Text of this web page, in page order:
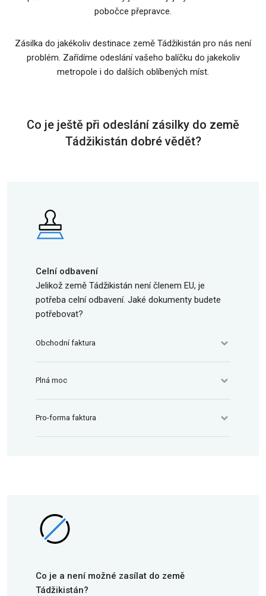
pobočce přepravce.
Zásilka do jakékoliv destinace země Tádžikistán pro nás není
problém. Zařídíme odeslání vašeho balíčku do jakekoliv
metropole i do dalších oblíbených míst.
Co je ještě při odeslání zásilky do země
Tádžikistán dobré vědět?
Celní odbavení
Jelikož země Tádžikistán není členem EU, je
potřeba celní odbavení. Jaké dokumenty budete
potřebovat?
Obchodní faktura
Plná moc
Pro-forma faktura
Co je a není možné zasílat do země
Tádžikistán?